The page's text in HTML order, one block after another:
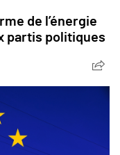
de l’énergie
partis politiques